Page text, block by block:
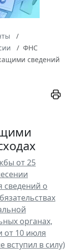
ФНС
сведений
от 25
сведений о
органах,
от 10 июля
вступил в силу)